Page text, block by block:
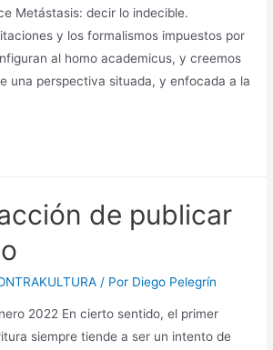
Metástasis: decir lo indecible.
y los formalismos impuestos por
al homo academicus, y creemos
una perspectiva situada, y enfocada a la
de publicar
/ Por Diego Pelegrín
2022 En cierto sentido, el primer
siempre tiende a ser un intento de